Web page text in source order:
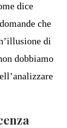
dice
che
di
dobbiamo